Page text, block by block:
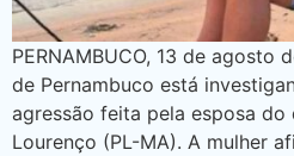
PERNAMBUCO, 13 de agosto
de Pernambuco está
agressão feita pela esposa
Lourenço (PL-MA). A mulher